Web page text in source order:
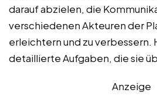
darauf abzielen, die
verschiedenen Akteuren der
erleichtern und zu verbessern.
detaillierte Aufgaben, die sie
Anzeige